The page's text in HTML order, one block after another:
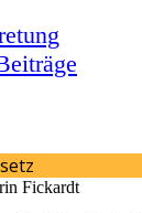
Fickardt